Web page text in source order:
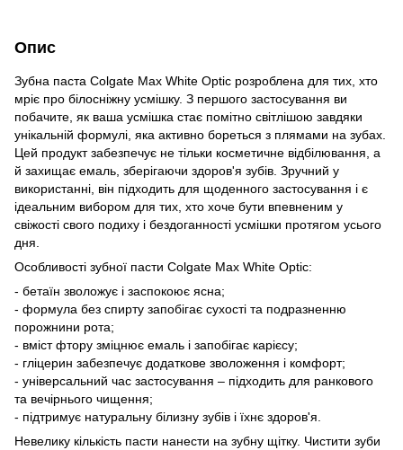
Опис
Зубна паста Colgate Max White Optic розроблена для тих, хто
мріє про білосніжну усмішку. З першого застосування ви
побачите, як ваша усмішка стає помітно світлішою завдяки
унікальній формулі, яка активно бореться з плямами на зубах.
Цей продукт забезпечує не тільки косметичне відбілювання, а
й захищає емаль, зберігаючи здоров'я зубів. Зручний у
використанні, він підходить для щоденного застосування і є
ідеальним вибором для тих, хто хоче бути впевненим у
свіжості свого подиху і бездоганності усмішки протягом усього
дня.
Особливості зубної пасти Colgate Max White Optic:
- бетаїн зволожує і заспокоює ясна;
- формула без спирту запобігає сухості та подразненню
порожнини рота;
- вміст фтору зміцнює емаль і запобігає карієсу;
- гліцерин забезпечує додаткове зволоження і комфорт;
- універсальний час застосування – підходить для ранкового
та вечірнього чищення;
- підтримує натуральну білизну зубів і їхнє здоров'я.
Невелику кількість пасти нанести на зубну щітку. Чистити зуби